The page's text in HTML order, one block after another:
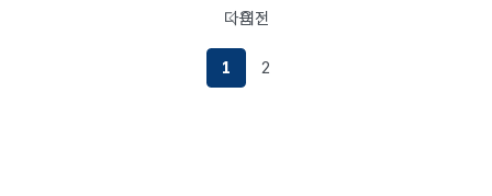
이전
페이지로이동하기
1
2
다음페이지로이동하기